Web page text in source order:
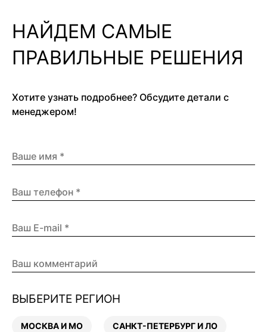
НАЙДЕМ САМЫЕ
ПРАВИЛЬНЫЕ РЕШЕНИЯ
Хотите узнать подробнее? Обсудите детали с
менеджером!
ВЫБЕРИТЕ РЕГИОН
МОСКВА И МО САНКТ-ПЕТЕРБУРГ И ЛО